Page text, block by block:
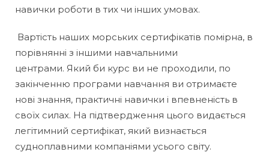
навички роботи в тих чи інших умовах.
Вартість наших морських сертифікатів помірна, в
порівнянні з іншими навчальними
центрами. Який би курс ви не проходили, по
закінченню програми навчання ви отримаєте
нові знання, практичні навички і впевненість в
своїх силах. На підтвердження цього видається
легітимний сертифікат, який визнається
судноплавними компаніями усього світу.